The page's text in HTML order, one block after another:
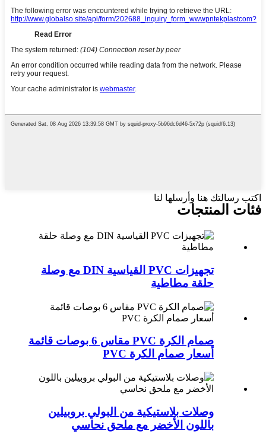
اكتب رسالتك هنا وأرسلها لنا
فئات المنتجات
تجهيزات PVC القياسية DIN مع وصلة
حلقة مطاطية
صمام الكرة PVC مقاس 6 بوصات قائمة
أسعار صمام الكرة PVC
وصلات بلاستيكية من البولي بروبيلين
باللون الأخضر مع ملحق نحاسي